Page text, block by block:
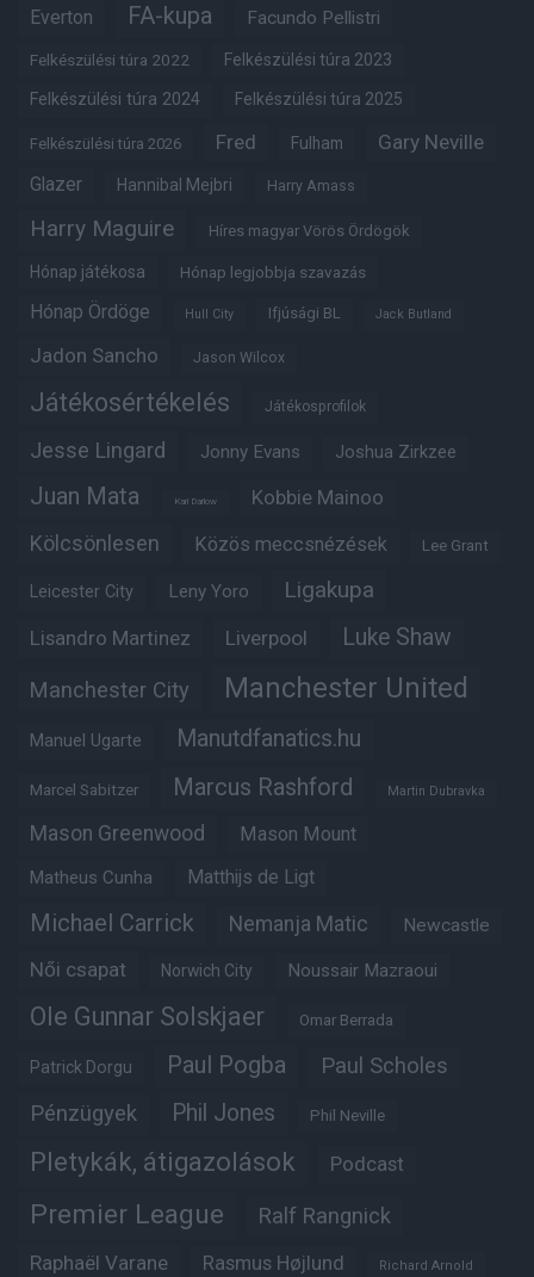
Everton FA-kupa Facundo Pellistri
Felkészülési túra 2022 Felkészülési túra 2023
Felkészülési túra 2024 Felkészülési túra 2025
Felkészülési túra 2026 Fred Fulham Gary Neville
Glazer Hannibal Mejbri Harry Amass
Harry Maguire Híres magyar Vörös Ördögök
Hónap játékosa Hónap legjobbja szavazás
Hónap Ördöge Hull City Ifjúsági BL Jack Butland
Jadon Sancho Jason Wilcox
Játékosértékelés Játékosprofilok
Jesse Lingard Jonny Evans Joshua Zirkzee
Juan Mata Karl Darlow Kobbie Mainoo
Kölcsönlesen Közös meccsnézések Lee Grant
Leicester City Leny Yoro Ligakupa
Lisandro Martinez Liverpool Luke Shaw
Manchester City Manchester United
Manuel Ugarte Manutdfanatics.hu
Marcel Sabitzer Marcus Rashford Martin Dubravka
Mason Greenwood Mason Mount
Matheus Cunha Matthijs de Ligt
Michael Carrick Nemanja Matic Newcastle
Női csapat Norwich City Noussair Mazraoui
Ole Gunnar Solskjaer Omar Berrada
Patrick Dorgu Paul Pogba Paul Scholes
Pénzügyek Phil Jones Phil Neville
Pletykák, átigazolások Podcast
Premier League Ralf Rangnick
Raphaël Varane Rasmus Højlund Richard Arnold